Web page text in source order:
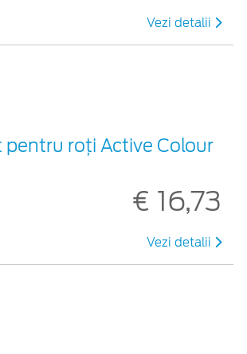
Vezi detalii
pentru roți Active Colour
€ 16,73
Vezi detalii